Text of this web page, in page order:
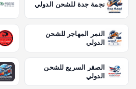
نجمة جدة للشحن الدولي
النمر المهاجر للشحن
الدولي
الصقر السريع للشحن
الدولي